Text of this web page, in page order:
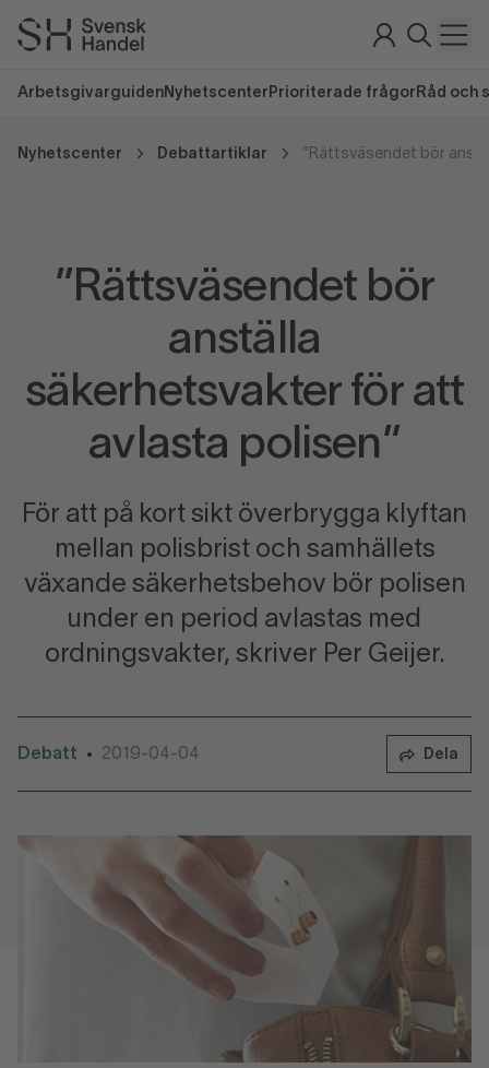
Arbetsgivarguiden Nyhetscenter Prioriterade frågor Råd och
Nyhetscenter Debattartiklar
”Rättsväsendet bör
anställa
säkerhetsvakter för att
avlasta polisen”
För att på kort sikt överbrygga klyftan
mellan polisbrist och samhällets
växande säkerhetsbehov bör polisen
under en period avlastas med
ordningsvakter, skriver Per Geijer.
Debatt • 2019-04-04 Dela